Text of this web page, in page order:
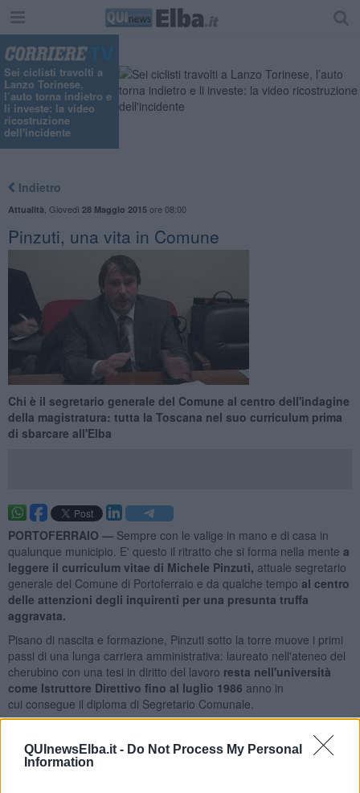
QUInewsElba.it - Do Not Process My Personal
Information
Sei ciclisti travolti a
Lanzo Torinese,
l’auto torna indietro e
li investe: la video
ricostruzione
dell'incidente
Indietro
Attualità Giovedì 28 Maggio 2015ore 08:00
Pinzuti, una vita in Comune
Chi è il segretario generale del Comune al centro dell'indagine
della magistratura: tutta la Toscana nel suo curriculum prima
di sbarcare all'Elba
PORTOFERRAIO — Sempre con le valige in mano e di casa in
qualunque municipio. E' questo il ritratto che si forma nella mente a
leggere il curriculum vitae di Michele Pinzuti, attuale segretario
generale del Comune di Portoferraio e da qualche tempo al centro
delle attenzioni degli inquirenti per una presunta truffa
aggravata.
Pisano di nascita e formazione, Pinzuti sotto la torre muove i primi
passi di una lunga carriera amministrativa: laureato nell'ateneo del
cherubino con una tesi in diritto del lavoro resta nell'università
come Istruttore Direttivo fino al luglio 1986 anno in
cui consegue il diploma di Segretario Comunale.